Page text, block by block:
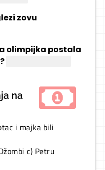
zovu
olimpijka postala
na
i majka bili
c) Petru